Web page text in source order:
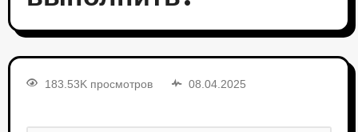
183.53K просмотров 08.04.2025